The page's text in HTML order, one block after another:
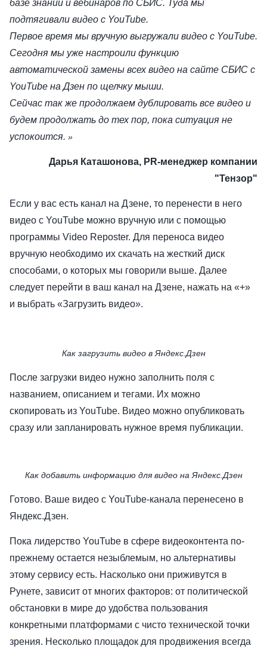
базе знаний и вебинаров по СБИС. Туда мы
подтягивали видео с YouTube.
Первое время мы вручную выгружали видео с YouTube.
Сегодня мы уже настроили функцию
автоматической замены всех видео на сайте СБИС с
YouTube на Дзен по щелчку мыши.
Сейчас так же продолжаем дублировать все видео и
будем продолжать до тех пор, пока ситуация не
успокоится. »
Дарья Каташонова, PR-менеджер компании
"Тензор"
Если у вас есть канал на Дзене, то перенести в него
видео с YouTube можно вручную или с помощью
программы Video Reposter. Для переноса видео
вручную необходимо их скачать на жесткий диск
способами, о которых мы говорили выше. Далее
следует перейти в ваш канал на Дзене, нажать на «+»
и выбрать «Загрузить видео».
Как загрузить видео в Яндекс.Дзен
После загрузки видео нужно заполнить поля с
названием, описанием и тегами. Их можно
скопировать из YouTube. Видео можно опубликовать
сразу или запланировать нужное время публикации.
Как добавить информацию для видео на Яндекс.Дзен
Готово. Ваше видео с YouTube-канала перенесено в
Яндекс.Дзен.
Пока лидерство YouTube в сфере видеоконтента по-
прежнему остается незыблемым, но альтернативы
этому сервису есть. Насколько они приживутся в
Рунете, зависит от многих факторов: от политической
обстановки в мире до удобства пользования
конкретными платформами с чисто технической точки
зрения. Несколько площадок для продвижения всегда